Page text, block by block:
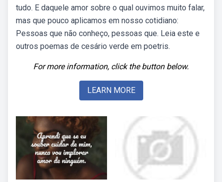
tudo. E daquele amor sobre o qual ouvimos muito falar,
mas que pouco aplicamos em nosso cotidiano:
Pessoas que não conheço, pessoas que. Leia este e
outros poemas de cesário verde em poetris.
For more information, click the button below.
LEARN MORE